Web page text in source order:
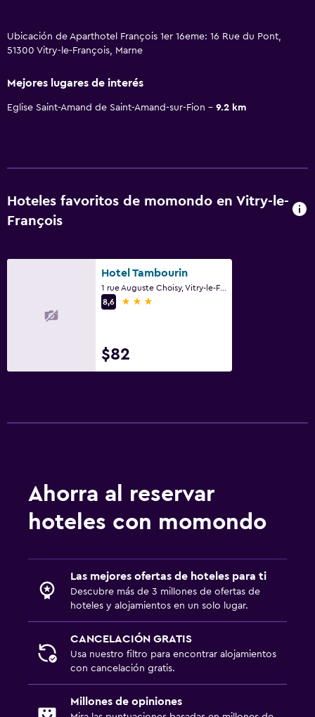
Ubicación de Aparthotel François 1er 16eme: 16 Rue du Pont,
51300 Vitry-le-François, Marne
Mejores lugares de interés
Eglise Saint-Amand de Saint-Amand-sur-Fion 9.2 km
Hoteles favoritos de momondo en Vitry-le-
François
Hotel Tambourin
8,6
3 estrellas
$82
Ahorra al reservar
hoteles con momondo
Las mejores ofertas de hoteles para ti
Descubre más de 3 millones de ofertas de
hoteles y alojamientos en un solo lugar.
CANCELACIÓN GRATIS
Usa nuestro filtro para encontrar alojamientos
con cancelación gratis.
Millones de opiniones